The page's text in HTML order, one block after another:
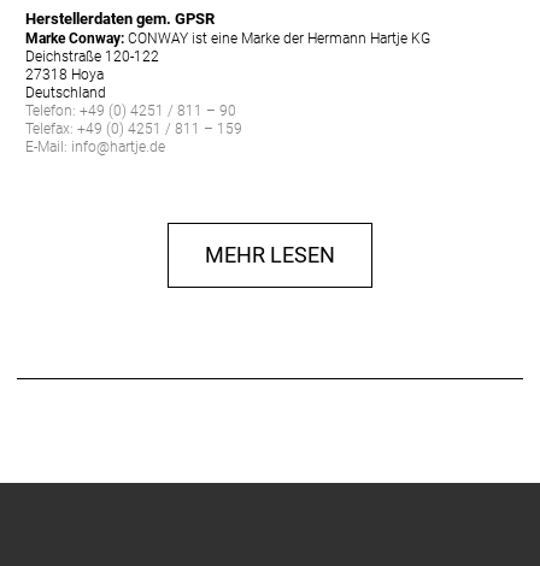
Herstellerdaten gem. GPSR
Marke Conway: CONWAY ist eine Marke der Hermann Hartje KG
Deichstraße 120-122
27318 Hoya
Deutschland
Telefon: +49 (0) 4251 / 811 – 90
Telefax: +49 (0) 4251 / 811 – 159
E-Mail: info@hartje.de
MEHR LESEN